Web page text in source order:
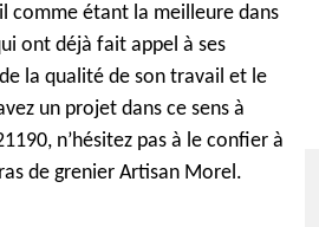
comme étant la meilleure dans
ont déjà fait appel à ses
la qualité de son travail et le
un projet dans ce sens à
n’hésitez pas à le confier à
de grenier Artisan Morel.